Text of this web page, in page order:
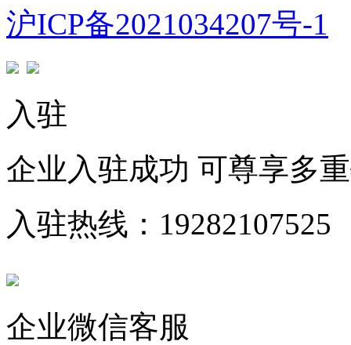
沪ICP备2021034207号-1
入驻
企业入驻成功 可尊享多
入驻热线：19282107525
企业微信客服